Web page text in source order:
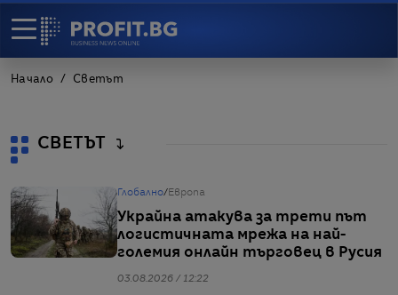
Начало Светът
СВЕТЪТ
Глобално/ Европа
Украйна атакува за трети път
логистичната мрежа на най-
големия онлайн търговец в Русия
03.08.2026 / 12:22